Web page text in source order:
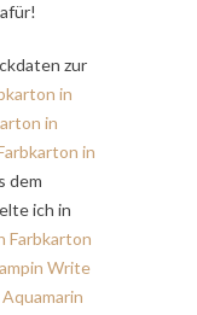
zur
in
in
in
dem
ich in
Farbkarton
Write
Aquamarin